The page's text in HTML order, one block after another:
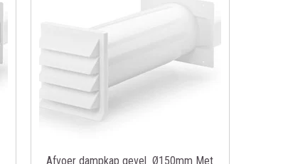
Afvoer dampkap gevel Ø150mm Met